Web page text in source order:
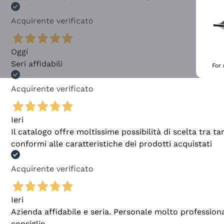
Acquirente verificato
Oggi
Seri affidabili
Acquirente verificato
Ieri
Il catalogo offre moltissime possibilità di scelta tra
conformi alle caratteristiche dei prodotti acquistati
Acquirente verificato
Ieri
Azienda affidabile e seria. Personale molto
For